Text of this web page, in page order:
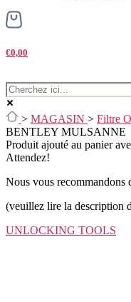
€0,00
> MAGASIN > Filtre
BENTLEY MULSANNE
Produit ajouté au panier
Attendez!
Nous vous recommandons
(veuillez lire la description
UNLOCKING TOOLS